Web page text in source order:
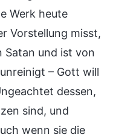
Werk heute
Vorstellung misst,
Satan und ist von
– Gott will
dessen,
sind, und
wenn sie die